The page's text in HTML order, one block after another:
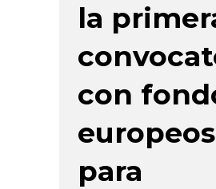
la
con
europeos
para